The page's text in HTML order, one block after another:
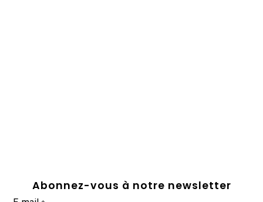
Abonnez-vous à notre newsletter